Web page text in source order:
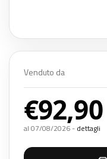
Venduto da
€92,90
al 07/08/2026 - dettagli